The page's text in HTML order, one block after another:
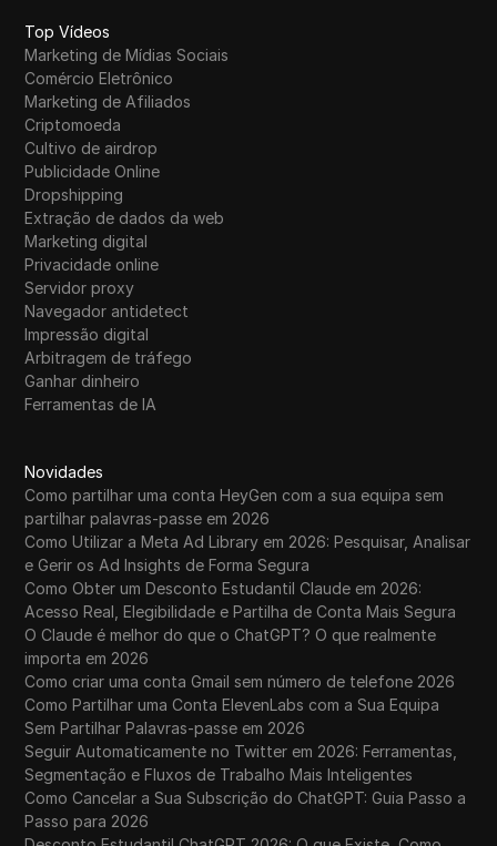
Top Vídeos
Marketing de Mídias Sociais
Comércio Eletrônico
Marketing de Afiliados
Criptomoeda
Cultivo de airdrop
Publicidade Online
Dropshipping
Extração de dados da web
Marketing digital
Privacidade online
Servidor proxy
Navegador antidetect
Impressão digital
Arbitragem de tráfego
Ganhar dinheiro
Ferramentas de IA
Novidades
Como partilhar uma conta HeyGen com a sua equipa sem
partilhar palavras-passe em 2026
Como Utilizar a Meta Ad Library em 2026: Pesquisar, Analisar
e Gerir os Ad Insights de Forma Segura
Como Obter um Desconto Estudantil Claude em 2026:
Acesso Real, Elegibilidade e Partilha de Conta Mais Segura
O Claude é melhor do que o ChatGPT? O que realmente
importa em 2026
Como criar uma conta Gmail sem número de telefone 2026
Como Partilhar uma Conta ElevenLabs com a Sua Equipa
Sem Partilhar Palavras-passe em 2026
Seguir Automaticamente no Twitter em 2026: Ferramentas,
Segmentação e Fluxos de Trabalho Mais Inteligentes
Como Cancelar a Sua Subscrição do ChatGPT: Guia Passo a
Passo para 2026